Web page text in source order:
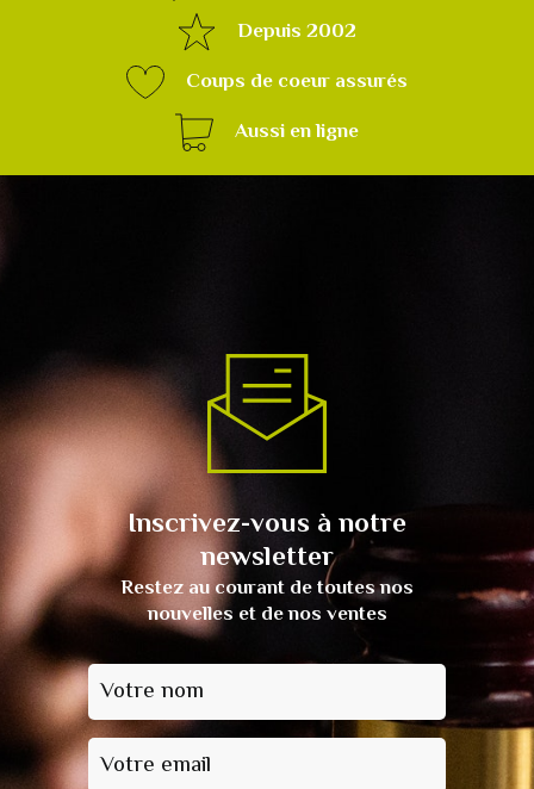
Depuis 2002
Coups de coeur assurés
Aussi en ligne
Inscrivez-vous à notre
newsletter
Restez au courant de toutes nos
nouvelles et de nos ventes
Votre nom
Votre email